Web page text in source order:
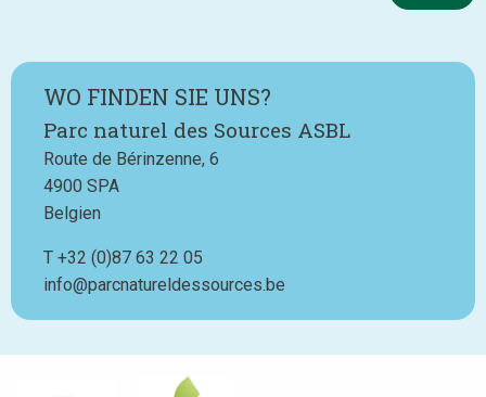
WO FINDEN SIE UNS?
Parc naturel des Sources ASBL
Route de Bérinzenne, 6
4900 SPA
Belgien
T Téléphone
+32 (0)87 63 22 05
info@parcnatureldessources.be